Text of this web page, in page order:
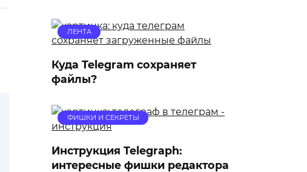
ЛЕНТА
Куда Telegram сохраняет
файлы?
ФИШКИ И СЕКРЕТЫ
Инструкция Telegraph:
интересные фишки редактора